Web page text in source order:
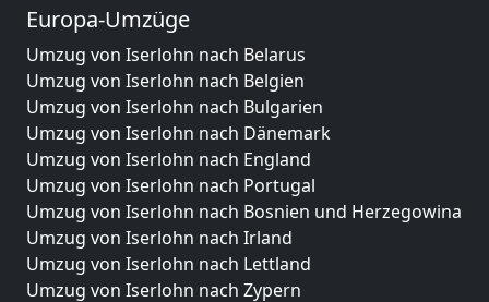
Europa-Umzüge
Umzug von Iserlohn nach Belarus
Umzug von Iserlohn nach Belgien
Umzug von Iserlohn nach Bulgarien
Umzug von Iserlohn nach Dänemark
Umzug von Iserlohn nach England
Umzug von Iserlohn nach Portugal
Umzug von Iserlohn nach Bosnien und Herzegowina
Umzug von Iserlohn nach Irland
Umzug von Iserlohn nach Lettland
Umzug von Iserlohn nach Zypern